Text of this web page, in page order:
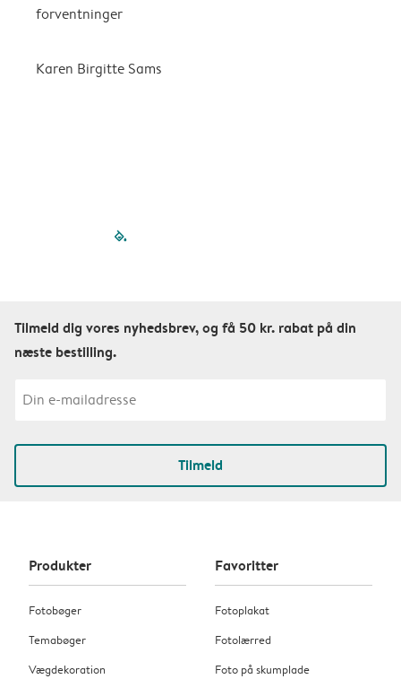
forventninger
Karen Birgitte Sams
filled-pagination
Tilmeld dig vores nyhedsbrev, og få 50 kr. rabat på din
næste bestilling.
Tilmeld
Produkter
Fotobøger
Temabøger
Vægdekoration
Favoritter
Fotoplakat
Fotolærred
Foto på skumplade